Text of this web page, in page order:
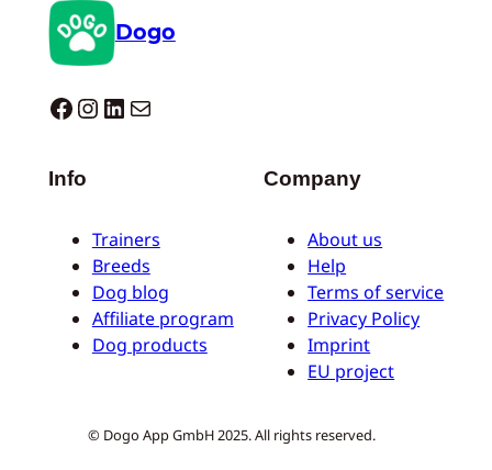
Dogo
Dogo facebook InstagramLinkedIn E-mail
Info
Trainers
Breeds
Dog blog
Affiliate program
Dog products
Company
About us
Help
Terms of service
Privacy Policy
Imprint
EU project
© Dogo App GmbH 2025. All rights reserved.